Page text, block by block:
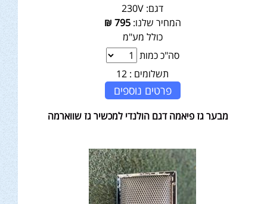
דגם: 230V
המחיר שלנו:795
₪
כולל מע"מ
סה"כ כמות
תשלומים : 12
פרטים נוספים
מבער גז פיאמה דגם הולנדי למכשיר גז שווארמה